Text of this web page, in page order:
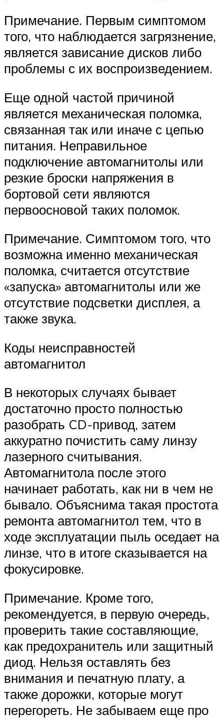
Примечание. Первым симптомом
того, что наблюдается загрязнение,
является зависание дисков либо
проблемы с их воспроизведением.
Еще одной частой причиной
является механическая поломка,
связанная так или иначе с цепью
питания. Неправильное
подключение автомагнитолы или
резкие броски напряжения в
бортовой сети являются
первоосновой таких поломок.
Примечание. Симптомом того, что
возможна именно механическая
поломка, считается отсутствие
«запуска» автомагнитолы или же
отсутствие подсветки дисплея, а
также звука.
Коды неисправностей
автомагнитол
В некоторых случаях бывает
достаточно просто полностью
разобрать CD-привод, затем
аккуратно почистить саму линзу
лазерного считывания.
Автомагнитола после этого
начинает работать, как ни в чем не
бывало. Объяснима такая простота
ремонта автомагнитол тем, что в
ходе эксплуатации пыль оседает на
линзе, что в итоге сказывается на
фокусировке.
Примечание. Кроме того,
рекомендуется, в первую очередь,
проверить такие составляющие,
как предохранитель или защитный
диод. Нельзя оставлять без
внимания и печатную плату, а
также дорожки, которые могут
перегореть. Не забываем еще про